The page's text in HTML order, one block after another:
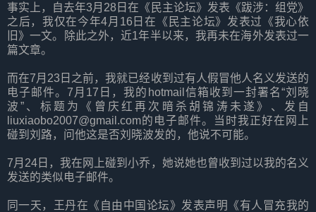
事实上，自去年3月28日在《民主论坛》发表《跋涉：组党》
之后，我仅在今年4月16日在《民主论坛》发表过《我心依
旧》一文。除此之外，近1年半以来，我再未在海外发表过一
篇文章。
而在7月23日之前，我就已经收到过有人假冒他人名义发送的
电子邮件。7月17日，我的hotmail信箱收到一封署名“刘晓
波”、标题为《曾庆红再次暗杀胡锦涛未遂》、发自
liuxiaobo2007@gmail.com的电子邮件。当时我正好在网上
碰到刘路，问他这是否刘晓波发的，他说不可能。
7月24日，我在网上碰到小乔，她说她也曾收到过以我的名义
发送的类似电子邮件。
同一天，王丹在《自由中国论坛》发表声明《有人冒充我的